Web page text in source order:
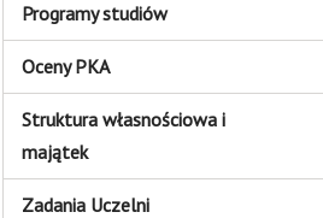
Programy studiów
Oceny PKA
Struktura własnościowa i
majątek
Zadania Uczelni